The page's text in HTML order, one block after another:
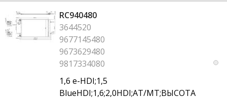
RC940480
3644520
9677145480
9673629480
9817334080
1,6 e-HDI;1,5
BlueHDI;1,6;2,0HDI;AT/MT;ВЫСОТА